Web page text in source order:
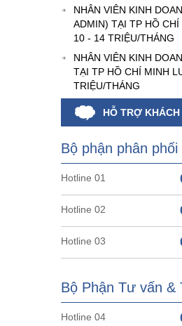
NHÂN VIÊN KINH
ADMIN) TẠI TP HỒ
10 - 14 TRIỆU/THÁNG
NHÂN VIÊN KINH
TẠI TP HỒ CHÍ MINH
TRIỆU/THÁNG
HỖ TRỢ KHÁCH
Bộ phận phân
Hotline 01
Hotline 02
Hotline 03
Bộ Phận Tư vấn &
Hotline 04